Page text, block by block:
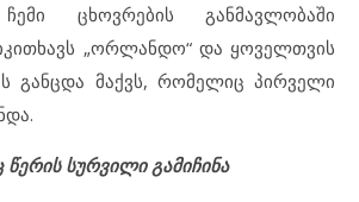
ცხოვრების განმავლობაში
„ორლანდო“ და ყოველთვის
განცდა მაქვს, რომელიც პირველი
სურვილი გამიჩინა